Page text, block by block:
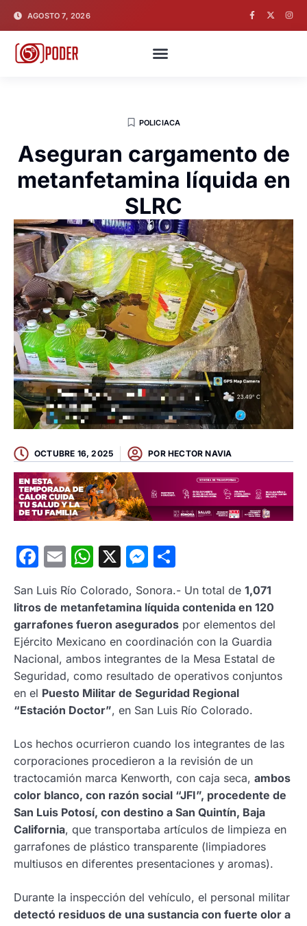
AGOSTO 7, 2026
POLICIACA
Aseguran cargamento de
metanfetamina líquida en
SLRC
OCTUBRE 16, 2025 PORHECTOR NAVIA
Facebook
EmailWhatsApp
X Messenger
San Luis Río Colorado, Sonora.- Un total de 1,071
litros de metanfetamina líquida contenida en 120
garrafones fueron asegurados por elementos del
Ejército Mexicano en coordinación con la Guardia
Nacional, ambos integrantes de la Mesa Estatal de
Seguridad, como resultado de operativos conjuntos
en el Puesto Militar de Seguridad Regional
“Estación Doctor”, en San Luis Río Colorado.
Los hechos ocurrieron cuando los integrantes de las
corporaciones procedieron a la revisión de un
tractocamión marca Kenworth, con caja seca, ambos
color blanco, con razón social “JFI”, procedente de
San Luis Potosí, con destino a San Quintín, Baja
California, que transportaba artículos de limpieza en
garrafones de plástico transparente (limpiadores
multiusos en diferentes presentaciones y aromas).
Durante la inspección del vehículo, el personal militar
detectó residuos de una sustancia con fuerte olor a